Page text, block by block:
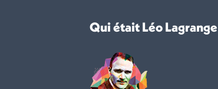
Qui était Léo Lagrange